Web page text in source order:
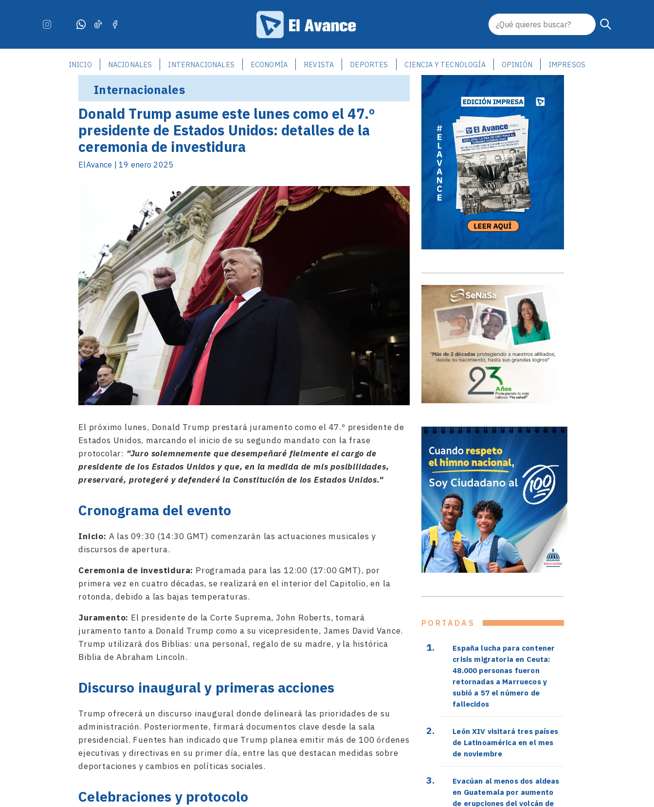
INICIO NACIONALES INTERNACIONALES ECONOMÍA REVISTA DEPORTES CIENCIA Y TECNOLOGÍA OPINIÓN IMPRESOS
Internacionales
Donald Trump asume este lunes como el 47.º
presidente de Estados Unidos: detalles de la
ceremonia de investidura
ElAvance | 19 enero 2025
El próximo lunes, Donald Trump prestará juramento como el 47.º presidente de
Estados Unidos, marcando el inicio de su segundo mandato con la frase
protocolar: "Juro solemnemente que desempeñaré fielmente el cargo de
presidente de los Estados Unidos y que, en la medida de mis posibilidades,
preservaré, protegeré y defenderé la Constitución de los Estados Unidos."
Cronograma del evento
Inicio: A las 09:30 (14:30 GMT) comenzarán las actuaciones musicales y
discursos de apertura.
Ceremonia de investidura: Programada para las 12:00 (17:00 GMT), por
primera vez en cuatro décadas, se realizará en el interior del Capitolio, en la
rotonda, debido a las bajas temperaturas.
Juramento: El presidente de la Corte Suprema, John Roberts, tomará
juramento tanto a Donald Trump como a su vicepresidente, James David Vance.
Trump utilizará dos Biblias: una personal, regalo de su madre, y la histórica
Biblia de Abraham Lincoln.
Discurso inaugural y primeras acciones
Trump ofrecerá un discurso inaugural donde delineará las prioridades de su
administración. Posteriormente, firmará documentos clave desde la sala
presidencial. Fuentes han indicado que Trump planea emitir más de 100 órdenes
ejecutivas y directivas en su primer día, entre las que destacan medidas sobre
deportaciones y cambios en políticas sociales.
Celebraciones y protocolo
PORTADAS
España lucha para contener
crisis migratoria en Ceuta:
48.000 personas fueron
retornadas a Marruecos y
subió a 57 el número de
fallecidos
León XIV visitará tres países
de Latinoamérica en el mes
de noviembre
Evacúan al menos dos aldeas
en Guatemala por aumento
de erupciones del volcán de